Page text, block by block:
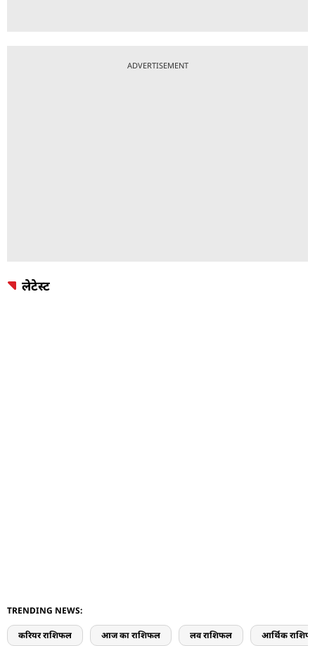
ADVERTISEMENT
लेटेस्ट
TRENDING NEWS:
करियर राशिफल आज का राशिफल लव राशिफल आर्थिक